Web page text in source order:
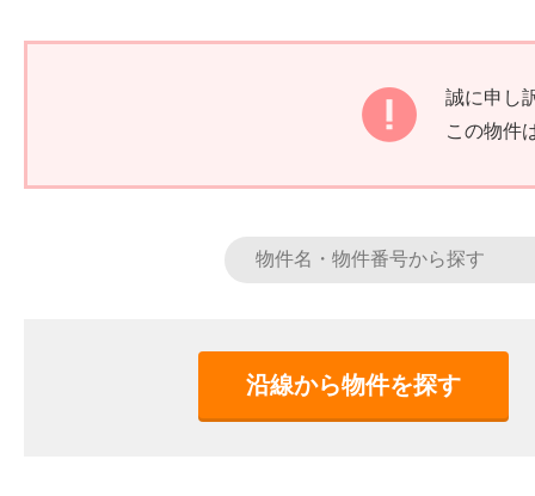
誠に申し
この物件
沿線から物件を探す